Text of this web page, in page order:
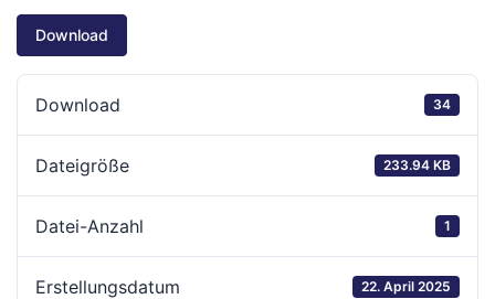
Download
Download 34
Dateigröße 233.94 KB
Datei-Anzahl 1
Erstellungsdatum 22. April 2025